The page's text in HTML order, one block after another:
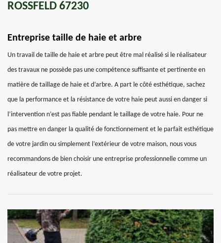
ROSSFELD 67230
Entreprise taille de haie et arbre
Un travail de taille de haie et arbre peut être mal réalisé si le réalisateur
des travaux ne possède pas une compétence suffisante et pertinente en
matière de taillage de haie et d’arbre. A part le côté esthétique, sachez
que la performance et la résistance de votre haie peut aussi en danger si
l’intervention n’est pas fiable pendant le taillage de votre haie. Pour ne
pas mettre en danger la qualité de fonctionnement et le parfait esthétique
de votre jardin ou simplement l’extérieur de votre maison, nous vous
recommandons de bien choisir une entreprise professionnelle comme un
réalisateur de votre projet.